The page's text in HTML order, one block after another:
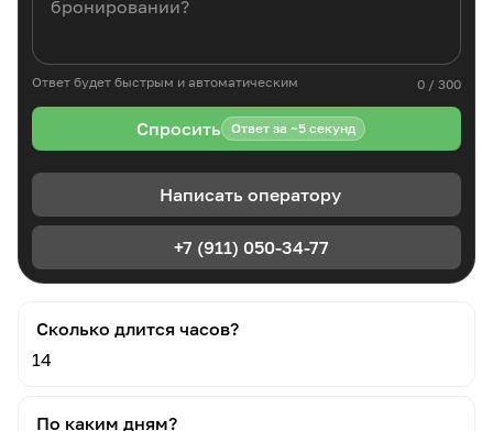
Ответ будет быстрым и автоматическим 0 / 300
Спросить Ответ за ~5 секунд
Написать оператору
+7 (911) 050-34-77
Сколько длится часов?
14
По каким дням?